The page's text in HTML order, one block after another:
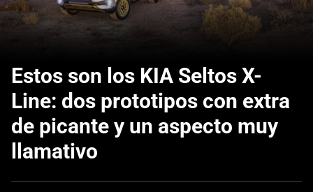
Estos son los KIA Seltos X-
Line: dos prototipos con extra
de picante y un aspecto muy
llamativo